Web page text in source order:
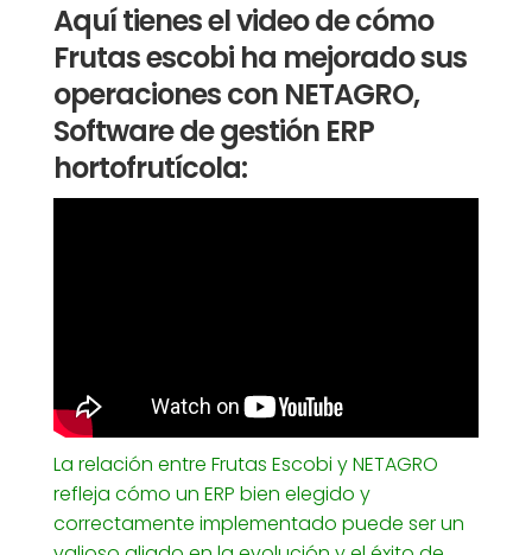
Aquí tienes el video de cómo
Frutas escobi ha mejorado sus
operaciones con NETAGRO,
Software de gestión ERP
hortofrutícola:
La relación entre Frutas Escobi y NETAGRO
refleja cómo un ERP bien elegido y
correctamente implementado puede ser un